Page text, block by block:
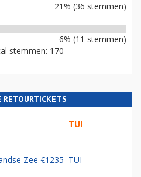
21% (36 stemmen)
6% (11 stemmen)
stemmen: 170
RETOURTICKETS
TUI
Zee €1235 TUI